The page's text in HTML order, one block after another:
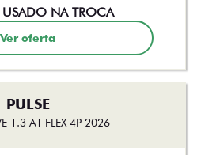
NA TROCA
Ver oferta
PULSE
1.3 AT FLEX 4P 2026